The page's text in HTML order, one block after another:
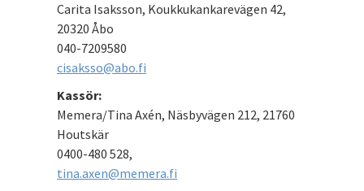
Carita Isaksson, Koukkukankarevägen 42,
20320 Åbo
040-7209580
cisaksso@abo.fi
Kassör:
Memera/Tina Axén, Näsbyvägen 212, 21760
Houtskär
0400-480 528,
tina.axen@memera.fi